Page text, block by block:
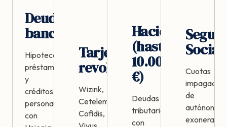
Deudas
bancarias
Hipotecas,
préstamos
y
créditos
personales
con
Tarjetas
revolving
Wizink,
Cetelem,
Cofidis,
Hacienda
(hasta
10.000
€)
Deudas
tributarias
con
Social
Cuotas
impagadas
de
autónomos,